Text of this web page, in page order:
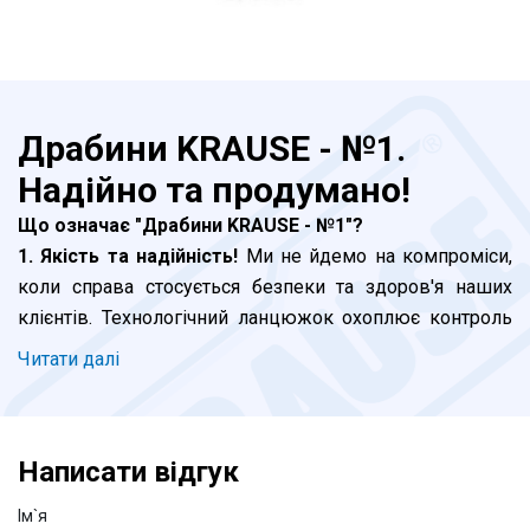
Драбини KRAUSE - №1.
Надійно та продумано!
Що означає "Драбини KRAUSE - №1"?
1. Якість та надійність! Ми не йдемо на компроміси,
коли справа стосується безпеки та здоров'я наших
клієнтів. Технологічний ланцюжок охоплює контроль
на кожному етапі, від моменту інженерних розробок і
жорсткіше директив ЄС. Навіть серія KRAUSE Corda,
Читати далi
Написати відгук
Iм`я